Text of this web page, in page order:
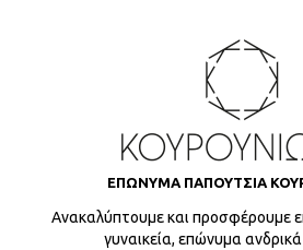
ΕΠΩΝΥΜΑ ΠΑΠΟΥΤΣΙΑ
Ανακαλύπτουμε και προσφέρουμε
γυναικεία, επώνυμα